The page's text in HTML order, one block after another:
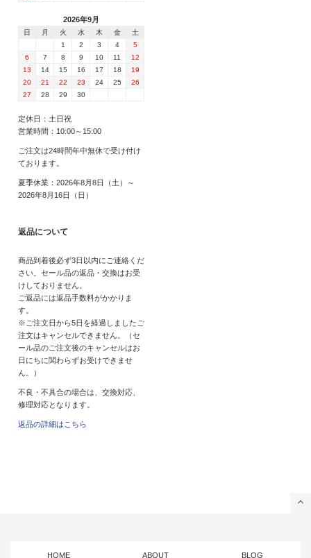
2026年9月
日 月 火 水 木 金
土
1
2 3 4
5
6
7 8 9 10 11
12
13
14 15 16 17 18
19
20
21 22 23 24 25
26
27
28 29 30
定休日：土日祝
営業時間：10:00～15:00
ご注文は24時間年中無休で受け付け
ております。
夏季休業：2026年8月8日（土）～
2026年8月16日（日）
返品について
商品到着後必ず3日以内にご連絡くだ
さい。セール品の返品・交換はお受
けしておりません。
ご返品には返品手数料がかかりま
す。
※ご注文日から5日を経過しましたご
注文はキャンセルできません。（セ
ール品のご注文後のキャンセルはお
日にちに関わらずお受けできませ
ん。）
不良・不具合の場合は、交換対応、
修理対応となります。
返品の詳細はこちら
HOME ABOUT BLOG